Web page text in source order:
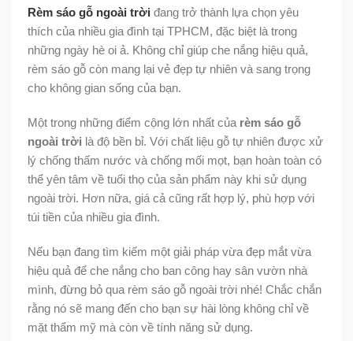
Rèm sáo gỗ ngoài trời đang trở thành lựa chọn yêu
thích của nhiều gia đình tại TPHCM, đặc biệt là trong
những ngày hè oi ả. Không chỉ giúp che nắng hiệu quả,
rèm sáo gỗ còn mang lại vẻ đẹp tự nhiên và sang trọng
cho không gian sống của bạn.
Một trong những điểm cộng lớn nhất của rèm sáo gỗ
ngoài trời là độ bền bỉ. Với chất liệu gỗ tự nhiên được xử
lý chống thấm nước và chống mối mọt, bạn hoàn toàn có
thể yên tâm về tuổi thọ của sản phẩm này khi sử dụng
ngoài trời. Hơn nữa, giá cả cũng rất hợp lý, phù hợp với
túi tiền của nhiều gia đình.
Nếu bạn đang tìm kiếm một giải pháp vừa đẹp mắt vừa
hiệu quả để che nắng cho ban công hay sân vườn nhà
mình, đừng bỏ qua rèm sáo gỗ ngoài trời nhé! Chắc chắn
rằng nó sẽ mang đến cho bạn sự hài lòng không chỉ về
mặt thẩm mỹ mà còn về tính năng sử dụng.